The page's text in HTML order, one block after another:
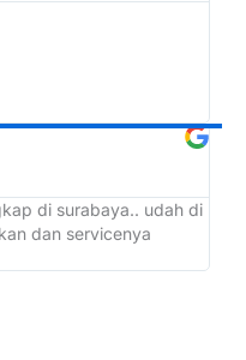
di surabaya.. udah di
dan servicenya